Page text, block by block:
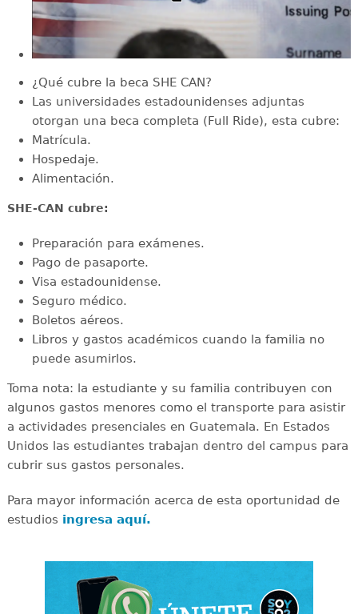
¿Qué cubre la beca SHE CAN?
Las universidades estadounidenses adjuntas
otorgan una beca completa (Full Ride), esta cubre:
Matrícula.
Hospedaje.
Alimentación.
SHE-CAN cubre:
Preparación para exámenes.
Pago de pasaporte.
Visa estadounidense.
Seguro médico.
Boletos aéreos.
Libros y gastos académicos cuando la familia no
puede asumirlos.
Toma nota: la estudiante y su familia contribuyen con
algunos gastos menores como el transporte para asistir
a actividades presenciales en Guatemala. En Estados
Unidos las estudiantes trabajan dentro del campus para
cubrir sus gastos personales.
Para mayor información acerca de esta oportunidad de
estudios ingresa aquí.